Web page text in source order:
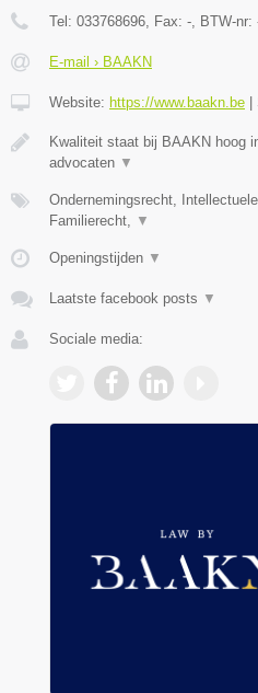
Tel: 033768696 , Fax: - , BTW-nr:
E-mail › BAAKN
Website: https://www.baakn.be
Kwaliteit staat bij BAAKN hoog
advocaten ▼
Ondernemingsrecht,
Familierecht,
▼
Openingstijden ▼
Laatste facebook posts ▼
Sociale media: